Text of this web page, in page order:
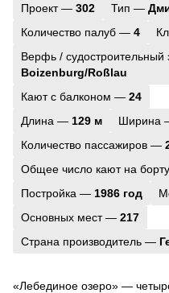
Проект — 302 Тип —
Количество палуб — 4
Верфь /
Boizenburg/Roßlau
Кают с балконом — 24
Длина — 129 м Ширина
Количество пассажиров —
Общее число кают на
Постройка — 1986 год
Основных мест — 217
Страна производитель —
«Лебединое озеро» —